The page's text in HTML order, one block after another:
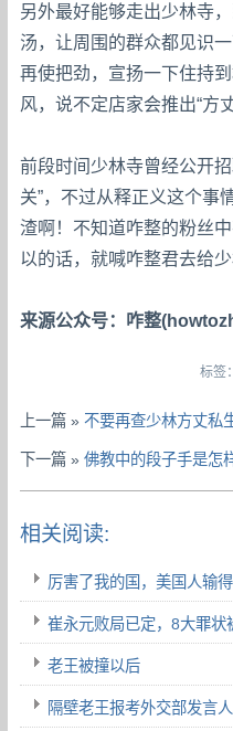
另外最好能够走出少林寺
汤，让周围的群众都见识
再使把劲，宣扬一下住持
风，说不定店家会推出“方
前段时间少林寺曾经公开
关”，不过从释正义这个事
渣啊！不知道咋整的粉丝
以的话，就喊咋整君去给
来源公众号：咋整
标签：
上一篇 »不要再查少林方丈私
下一篇 »佛教中的段子手是怎
相关阅读:
厉害了我的国，美国人输得
崔永元败局已定，8大罪状
老王被撞以后
隔壁老王报考外交部发言人